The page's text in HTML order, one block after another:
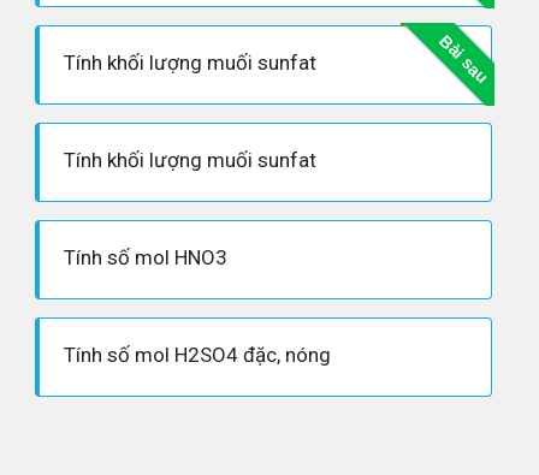
Bài sau
Tính khối lượng muối sunfat
Tính khối lượng muối sunfat
Tính số mol HNO3
Tính số mol H2SO4 đặc, nóng